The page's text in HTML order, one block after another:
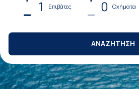
1 Επιβάτες 0 Οχήματα
ΑΝΑΖΗΤΗΣΗ